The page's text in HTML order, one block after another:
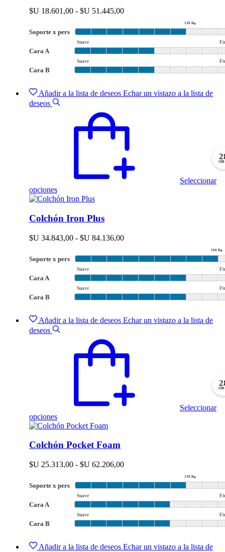
Las
opciones
pueden
página
producto
$U 18.601,00 - $U 51.445,00Rango
precios:
desde
$U 18.601,00
hasta
$U 51.445,00
Soporte x pers
130 Kg
Cara A
Suave
Cara B
Suave
cm
Añadir a la lista de deseos Echar un vistazo a la lista de
deseos
Seleccionar
opcionesEste
producto
múltiples
variantes.
Las
opciones
pueden
página
producto
Colchón Iron Plus
$U 34.843,00 - $U 84.136,00Rango
precios:
desde
$U 34.843,00
hasta
$U 84.136,00
Soporte x pers
160 Kg
Cara A
Suave
Cara B
Suave
cm
Añadir a la lista de deseos Echar un vistazo a la lista de
deseos
Seleccionar
opcionesEste
producto
múltiples
Las
opciones
pueden
página
producto
Colchón Pocket Foam
$U 25.313,00 - $U 62.206,00Rango
precios:
desde
$U 25.313,00
hasta
$U 62.206,00
Soporte x pers
130 Kg
Cara A
Suave
Cara B
Suave
Añadir a la lista de deseos Echar un vistazo a la lista de